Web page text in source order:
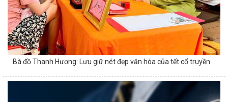
Bà đồ Thanh Hương: Lưu giữ nét đẹp văn hóa của tết cổ truyền